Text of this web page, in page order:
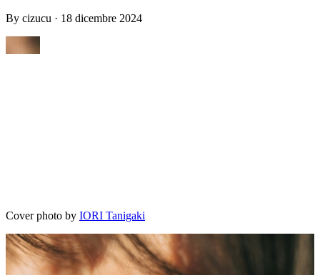
By cizucu · 18 dicembre 2024
Cover photo by IORI Tanigaki